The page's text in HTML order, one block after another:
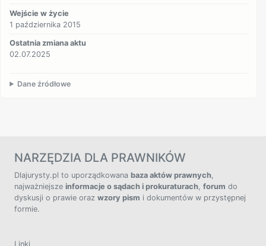
Wejście w życie
1 października 2015
Ostatnia zmiana aktu
02.07.2025
Dane źródłowe
NARZĘDZIA DLA PRAWNIKÓW
Dlajurysty.pl to uporządkowana baza aktów prawnych,
najważniejsze informacje o sądach i prokuraturach, forum do
dyskusji o prawie oraz wzory pism i dokumentów w przystępnej
formie.
Linki